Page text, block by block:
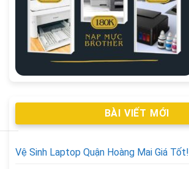
BÀI VIẾT MỚI
Vệ Sinh Laptop Quận Hoàng Mai Giá Tốt!